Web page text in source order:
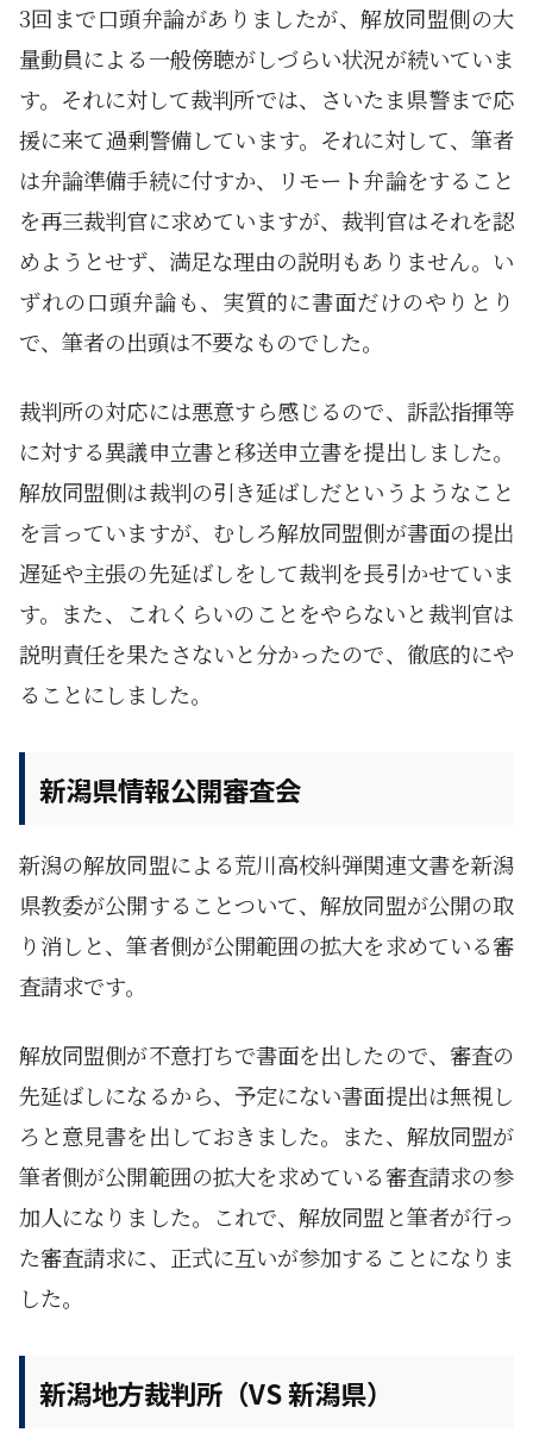
3回まで口頭弁論がありましたが、解放同盟側の大
量動員による一般傍聴がしづらい状況が続いていま
す。それに対して裁判所では、さいたま県警まで応
援に来て過剰警備しています。それに対して、筆者
は弁論準備手続に付すか、リモート弁論をすること
を再三裁判官に求めていますが、裁判官はそれを認
めようとせず、満足な理由の説明もありません。い
ずれの口頭弁論も、実質的に書面だけのやりとり
で、筆者の出頭は不要なものでした。
裁判所の対応には悪意すら感じるので、訴訟指揮等
に対する異議申立書と移送申立書を提出しました。
解放同盟側は裁判の引き延ばしだというようなこと
を言っていますが、むしろ解放同盟側が書面の提出
遅延や主張の先延ばしをして裁判を長引かせていま
す。また、これくらいのことをやらないと裁判官は
説明責任を果たさないと分かったので、徹底的にや
ることにしました。
新潟県情報公開審査会
新潟の解放同盟による荒川高校糾弾関連文書を新潟
県教委が公開することついて、解放同盟が公開の取
り消しと、筆者側が公開範囲の拡大を求めている審
査請求です。
解放同盟側が不意打ちで書面を出したので、審査の
先延ばしになるから、予定にない書面提出は無視し
ろと意見書を出しておきました。また、解放同盟が
筆者側が公開範囲の拡大を求めている審査請求の参
加人になりました。これで、解放同盟と筆者が行っ
た審査請求に、正式に互いが参加することになりま
した。
新潟地方裁判所（VS 新潟県）